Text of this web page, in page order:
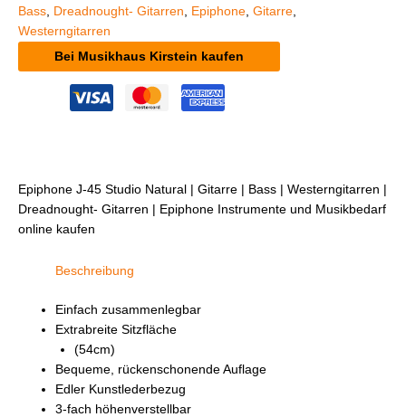
Bass Dreadnought- Gitarren Epiphone Gitarre
Westerngitarren
Bei Musikhaus Kirstein kaufen
Epiphone J-45 Studio Natural | Gitarre | Bass | Westerngitarren |
Dreadnought- Gitarren | Epiphone Instrumente und Musikbedarf
online kaufen
Beschreibung
Einfach zusammenlegbar
Extrabreite Sitzfläche
(54cm)
Bequeme, rückenschonende Auflage
Edler Kunstlederbezug
3-fach höhenverstellbar